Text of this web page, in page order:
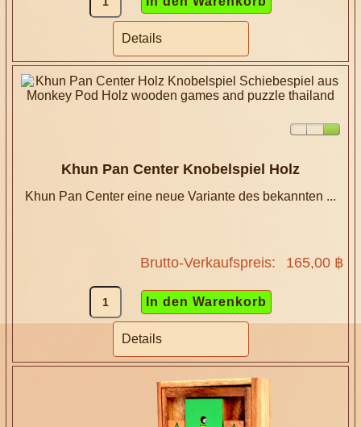
Details
Khun Pan Center Knobelspiel Holz
Khun Pan Center eine neue Variante des bekannten ...
Brutto-Verkaufspreis: 165,00 ฿
Details